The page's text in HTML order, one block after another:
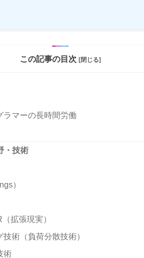
この記事の目次 [閉じる]
ラマーの長時間労働
・技術
）
拡張現実）
術（負荷分散技術）
術